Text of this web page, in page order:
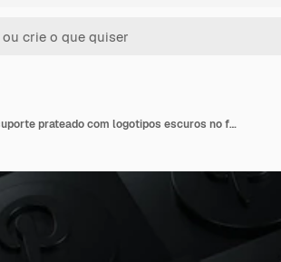
Logotipo 3D do pinterest em um suporte prateado com logotipos escuros no fundo